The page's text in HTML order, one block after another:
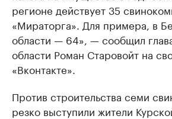
регионе действует 35
«Мираторга». Для примера, в
области — 64», — сообщил
области Роман Старовойт на
«Вконтакте».
Против строительства семи
резко выступили жители